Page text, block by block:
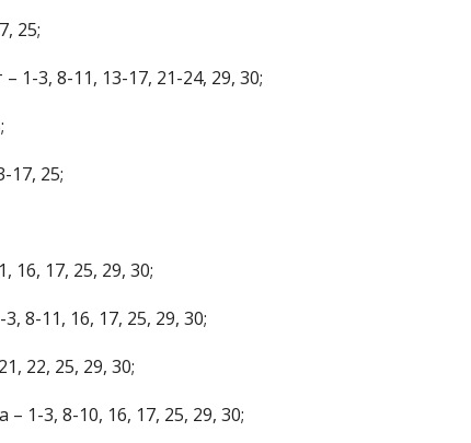
25;
1-3, 8-11, 13-17, 21-24, 29, 30;
17, 25;
16, 17, 25, 29, 30;
8-11, 16, 17, 25, 29, 30;
22, 25, 29, 30;
– 1-3, 8-10, 16, 17, 25, 29, 30;